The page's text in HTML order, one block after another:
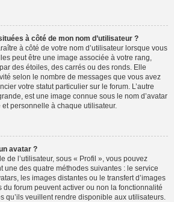
à côté de mon nom d’utilisateur ?
à côté de votre nom d’utilisateur lorsque vous
peut être une image associée à votre rang,
des étoiles, des carrés ou des ronds. Elle
selon le nombre de messages que vous avez
votre statut particulier sur le forum. L’autre
est une image connue sous le nom d’avatar
personnelle à chaque utilisateur.
avatar ?
de l’utilisateur, sous « Profil », vous pouvez
une des quatre méthodes suivantes : le service
les images distantes ou le transfert d’images
du forum peuvent activer ou non la fonctionnalité
qu’ils veuillent rendre disponible aux utilisateurs.